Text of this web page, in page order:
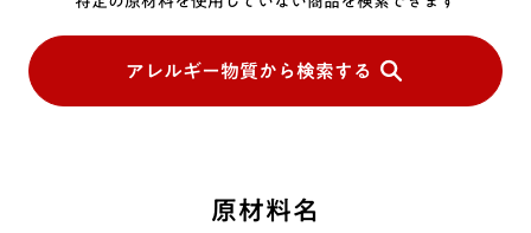
アレルギー物質から検索する
原材料名